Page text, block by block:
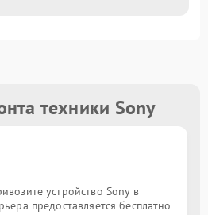
техники Sony
устройство Sony в
предоставляется бесплатно